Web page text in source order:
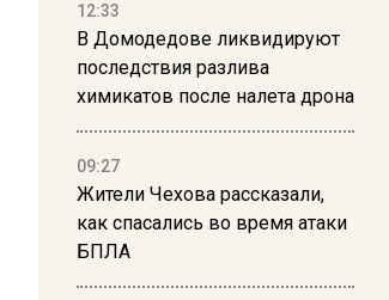
12:33
В Домодедове ликвидируют
последствия разлива
химикатов после налета дрона
09:27
Жители Чехова рассказали,
как спасались во время атаки
БПЛА